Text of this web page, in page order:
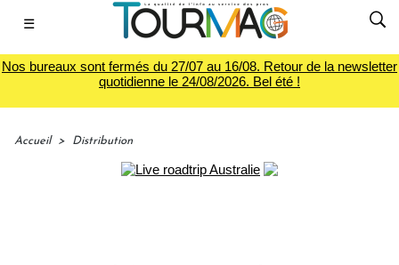
☰
Nos bureaux sont fermés du 27/07 au 16/08. Retour de la newsletter
quotidienne le 24/08/2026. Bel été !
Accueil > Distribution